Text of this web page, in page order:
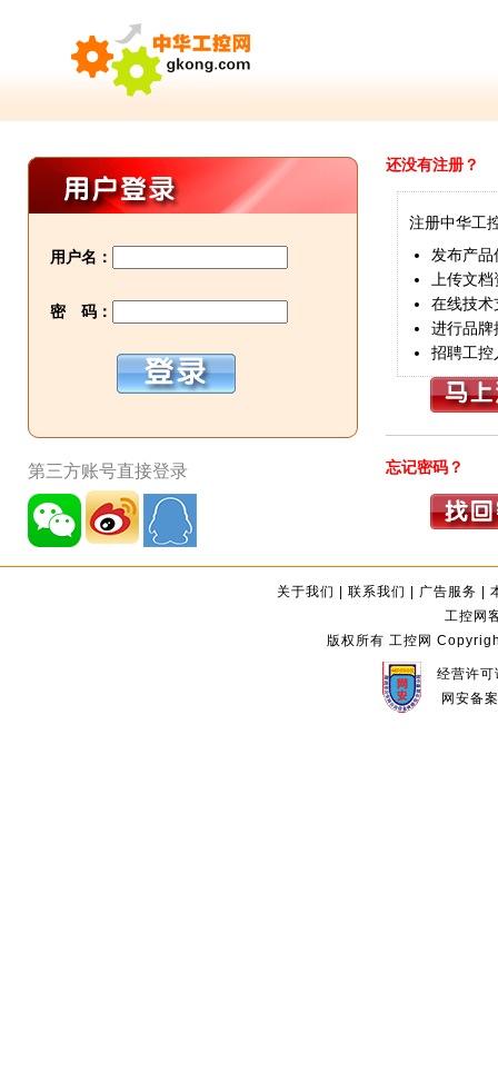
用户名：
密 码：
第三方账号直接登录
还没有注册？
注册中华工
发布产品
上传文档
在线技术
进行品牌
招聘工控
忘记密码？
关于我们 |联系我们 | 广告服务 |
工控网
版权所有 工控网
经营许
网安备